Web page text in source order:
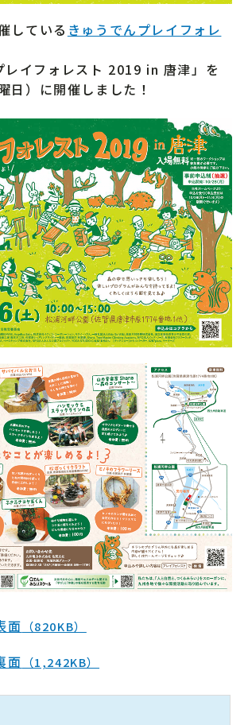
している きゅうでんプレイフォレ
レイフォレスト 2019 in 唐津」を
日）に開催しました！
面 （820KB）
面 （1,242KB）